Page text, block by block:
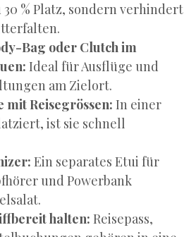
% Platz, sondern verhindert
Bag oder Clutch im
Ideal für Ausflüge und
am Zielort.
mit Reisegrössen: In einer
ist sie schnell
Ein separates Etui für
und Powerbank
halten: Reisepass,